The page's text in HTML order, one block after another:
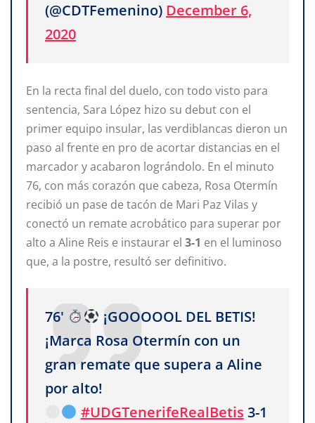
(@CDTFemenino) December 6,
2020
En la recta final del duelo, con todo visto para
sentencia, Sara López hizo su debut con el
primer equipo insular, las verdiblancas dieron un
paso al frente en pro de acortar distancias en el
marcador y acabaron lográndolo. En el minuto
76, con más corazón que cabeza, Rosa Otermín
recibió un pase de tacón de Mari Paz Vilas y
conectó un remate acrobático para superar por
alto a Aline Reis e instaurar el 3-1 en el luminoso
que, a la postre, resultó ser definitivo.
76'
¡GOOOOOL DEL BETIS!
¡Marca Rosa Otermín con un
gran remate que supera a Aline
por alto!
#UDGTenerifeRealBetis 3-1